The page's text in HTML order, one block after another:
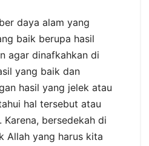
daya alam yang
baik berupa hasil
agar dinafkahkan di
yang baik dan
hasil yang jelek atau
hal tersebut atau
bersedekah di
Allah yang harus kita